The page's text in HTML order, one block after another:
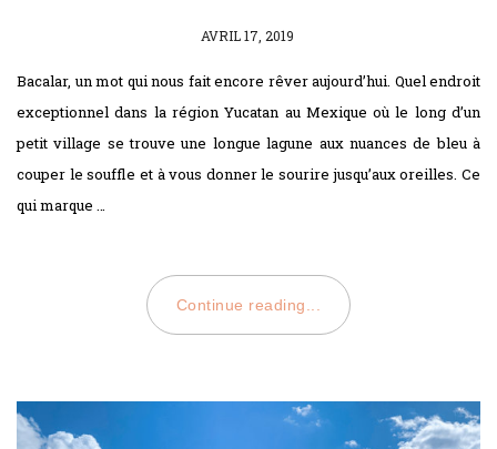
POSTED
AVRIL 17, 2019
Bacalar, un mot qui nous fait encore rêver aujourd’hui. Quel endroit
exceptionnel dans la région Yucatan au Mexique où le long d’un
petit village se trouve une longue lagune aux nuances de bleu à
couper le souffle et à vous donner le sourire jusqu’aux oreilles. Ce
qui marque …
Continue reading...